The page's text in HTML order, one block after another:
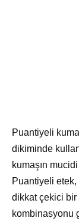
Puantiyeli
dikiminde
kumaşın
Puantiyeli etek,
dikkat çekici
kombinasyonu